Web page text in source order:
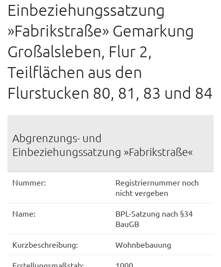
Einbeziehungssatzung
»Fabrikstraße» Gemarkung
Großalsleben, Flur 2,
Teilflächen aus den
Flurstucken 80, 81, 83 und 84
Abgrenzungs- und
Einbeziehungssatzung »Fabrikstraße«
Nummer:
Registriernummer noch
nicht vergeben
Name:
BPL-Satzung nach §34
BauGB
Kurzbeschreibung: Wohnbebauung
Erstellungsmaßstab: 1000